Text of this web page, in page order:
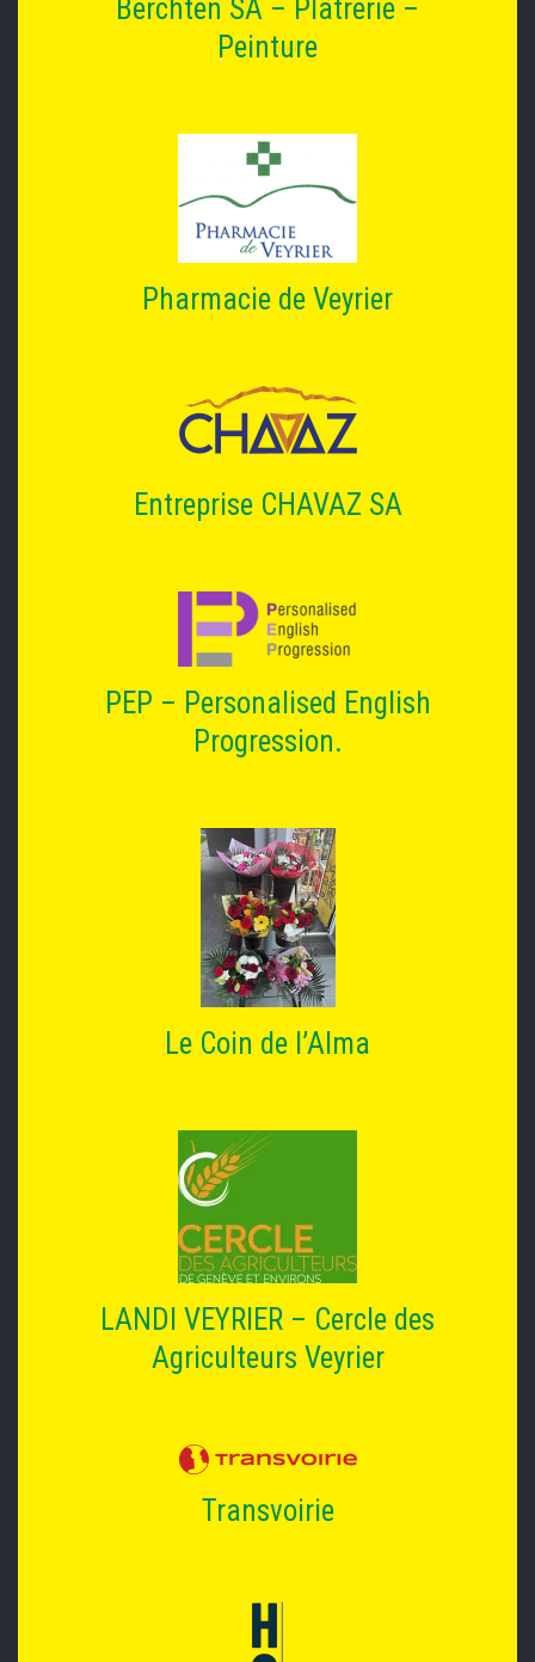
Berchten SA – Plâtrerie –
Peinture
Pharmacie de Veyrier
Entreprise CHAVAZ SA
PEP – Personalised English
Progression.
Le Coin de l’Alma
LANDI VEYRIER – Cercle des
Agriculteurs Veyrier
Transvoirie